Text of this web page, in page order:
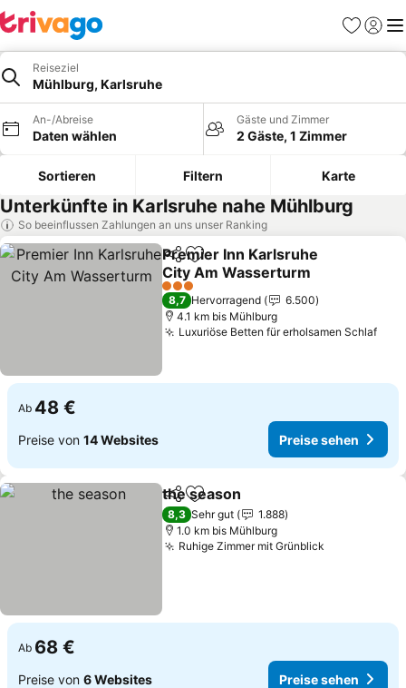
Favoriten
Reiseziel
Mühlburg, Karlsruhe
An-/Abreise
Daten wählen
Gäste und Zimmer
2 Gäste, 1 Zimmer
Sortieren Filtern Karte
Unterkünfte in Karlsruhe nahe Mühlburg
So beeinflussen Zahlungen an uns unser Ranking
TeilenZu Favoriten hinzufügen
Premier Inn Karlsruhe
City Am Wasserturm
3 Sterne
8,7 Hervorragend
6.500
4.1 km bis Mühlburg
Luxuriöse Betten für erholsamen Schlaf
Ab 48 €
Preise von 14 Websites Preise sehen
TeilenZu Favoriten hinzufügen
the season
8,3 Sehr gut
1.888
1.0 km bis Mühlburg
Ruhige Zimmer mit Grünblick
Ab 68 €
Preise von 6 Websites Preise sehen